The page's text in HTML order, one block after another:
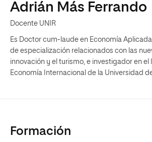
Adrián Más Ferrando
Docente UNIR
Es Doctor cum-laude en Economía
de especialización relacionados con las
innovación y el turismo, e investigador en el
Economía Internacional de la Universidad
Formación